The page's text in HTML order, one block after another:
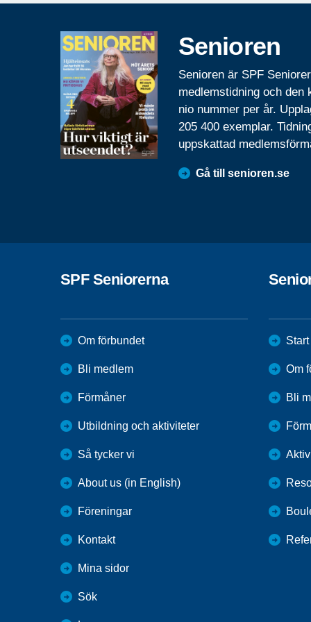
Senioren
Senioren är SPF
medlemstidning och den
nio nummer per år.
205 400 exemplar.
uppskattad
Gå till senioren.se
SPF Seniorerna
Om förbundet
Bli medlem
Förmåner
Utbildning och aktiviteter
Så tycker vi
About us (in English)
Föreningar
Kontakt
Mina sidor
Sök
Start
Om
Bli